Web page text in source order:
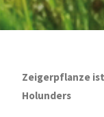
Zeigerpflanze
Holunders